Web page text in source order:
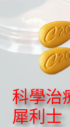
科學治
犀利士